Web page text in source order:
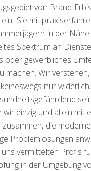
von Brand-
Sie mit
in der
Spektrum an
oder gewerbliches
machen. Wir
nur
einzig und allein mit
die
Problemlösungen
vermittelten Profis
in der Umgebung